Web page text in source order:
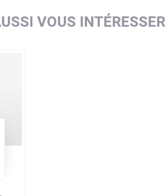
VOUS INTÉRESSER